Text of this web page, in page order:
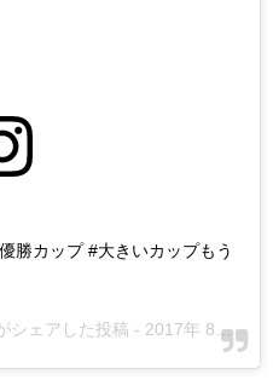
勝カップ #大きいカップもう
シェアした投稿 - 2017年 8月月20日午後7時02分PDT